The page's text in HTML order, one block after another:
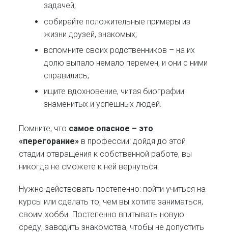
задачей;
собирайте положительные примеры из
жизни друзей, знакомых;
вспомните своих родственников – на их
долю выпало немало перемен, и они с ними
справились;
ищите вдохновение, читая биографии
знаменитых и успешных людей.
Помните, что самое опасное – это
«перегорание» в профессии: дойдя до этой
стадии отвращения к собственной работе, вы
никогда не сможете к ней вернуться.
Нужно действовать постепенно: пойти учиться на
курсы или сделать то, чем вы хотите заниматься,
своим хобби. Постепенно впитывать новую
среду, заводить знакомства, чтобы не допустить